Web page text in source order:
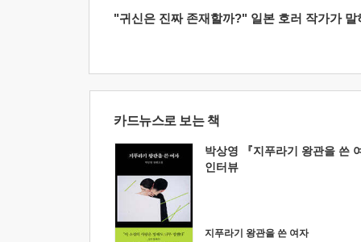
"귀신은 진짜 존재할까?" 일본 호러 작가가
카드뉴스로 보는 책
박상영 『지푸라기 왕관을 쓴
인터뷰
지푸라기 왕관을 쓴 여자